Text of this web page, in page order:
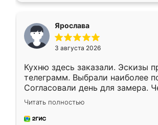
Ярослава
3 августа 2026
Кухню здесь заказали. Эскизы
телеграмм. Выбрали наиболее
Согласовали день для замера.
недели кухня была уже готова.
довольны работой. Спасибо
мебель за качественную работу!
Читать полностью